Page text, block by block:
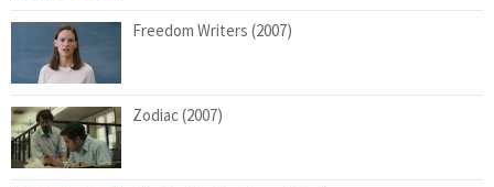
Freedom Writers (2007)
Zodiac (2007)